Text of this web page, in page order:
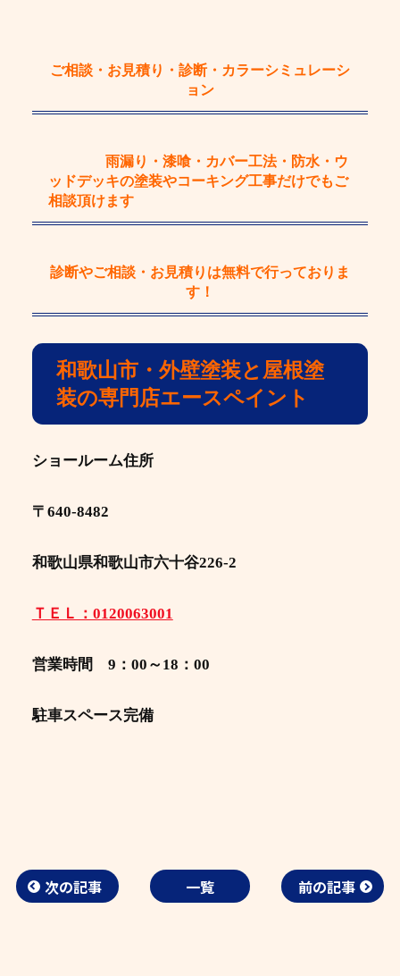
ご相談・お見積り・診断・カラーシミュレーシ
ョン
雨漏り・漆喰・カバー工法・防水・ウ
ッドデッキの塗装やコーキング工事だけでもご
相談頂けます
診断やご相談・お見積りは無料で行っておりま
す！
和歌山市・外壁塗装と屋根塗
装の専門店エースペイント
ショールーム住所
〒640-8482
和歌山県和歌山市六十谷226-2
ＴＥＬ：0120063001
営業時間 9：00～18：00
駐車スペース完備
次の記事 一覧 前の記事